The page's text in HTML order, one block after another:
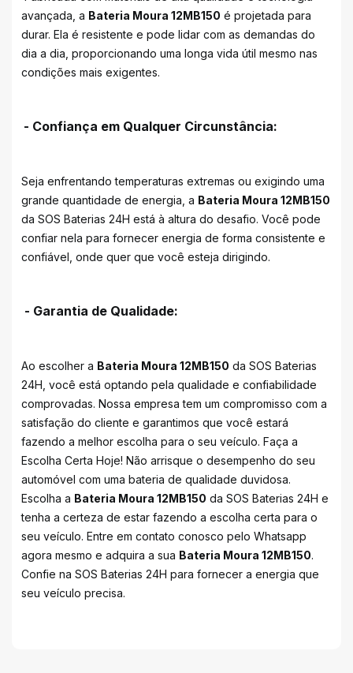
avançada, a Bateria Moura 12MB150 é projetada para
durar. Ela é resistente e pode lidar com as demandas do
dia a dia, proporcionando uma longa vida útil mesmo nas
condições mais exigentes.
- Confiança em Qualquer Circunstância:
Seja enfrentando temperaturas extremas ou exigindo uma
grande quantidade de energia, a Bateria Moura 12MB150
da SOS Baterias 24H está à altura do desafio. Você pode
confiar nela para fornecer energia de forma consistente e
confiável, onde quer que você esteja dirigindo.
- Garantia de Qualidade:
Ao escolher a Bateria Moura 12MB150 da SOS Baterias
24H, você está optando pela qualidade e confiabilidade
comprovadas. Nossa empresa tem um compromisso com a
satisfação do cliente e garantimos que você estará
fazendo a melhor escolha para o seu veículo. Faça a
Escolha Certa Hoje! Não arrisque o desempenho do seu
automóvel com uma bateria de qualidade duvidosa.
Escolha a Bateria Moura 12MB150 da SOS Baterias 24H e
tenha a certeza de estar fazendo a escolha certa para o
seu veículo. Entre em contato conosco pelo Whatsapp
agora mesmo e adquira a sua Bateria Moura 12MB150.
Confie na SOS Baterias 24H para fornecer a energia que
seu veículo precisa.